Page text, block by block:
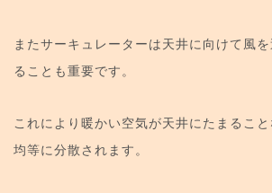
またサーキュレーターは天井に向けて風
ることも重要です。
これにより暖かい空気が天井にたまるこ
均等に分散されます。